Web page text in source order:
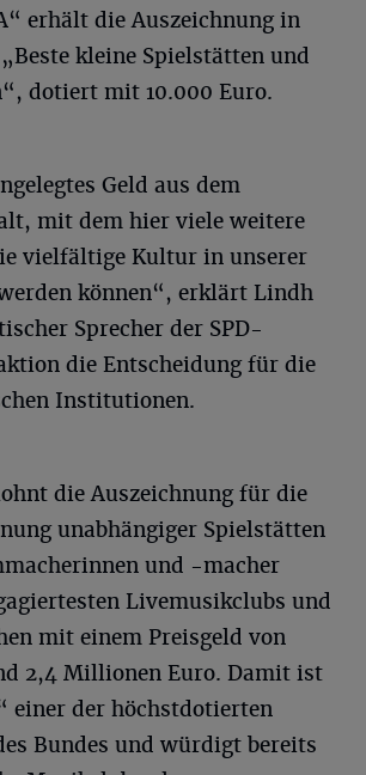
erhält die Auszeichnung in
kleine Spielstätten und
dotiert mit 10.000 Euro.
Geld aus dem
mit dem hier viele weitere
vielfältige Kultur in unserer
können“, erklärt Lindh
Sprecher der SPD-
die Entscheidung für die
Institutionen.
die Auszeichnung für die
unabhängiger Spielstätten
und -macher
Livemusikclubs und
mit einem Preisgeld von
2,4 Millionen Euro. Damit ist
einer der höchstdotierten
Bundes und würdigt bereits